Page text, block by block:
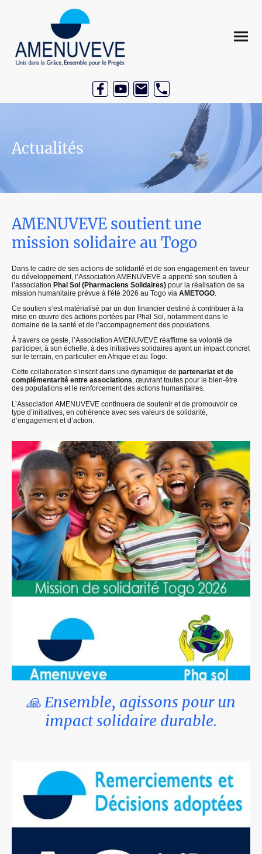
Actualités
AMENUVEVE soutient une
mission solidaire au Togo
Dans le cadre de ses actions de solidarité et de son engagement en faveur
du développement, l’Association AMENUVEVE a apporté son soutien à
l’association Phal Sol (Pharmaciens Solidaires) pour la réalisation de sa
mission humanitaire prévue à l'été 2026 au Togo via AMETOGO
Ce soutien s’est matérialisé par un don financier destiné à contribuer à la
mise en œuvre des actions portées par Phal Sol, notamment dans le
domaine de la santé et de l’accompagnement des populations.
À travers ce geste, l’Association AMENUVEVE réaffirme sa volonté de
participer, à son échelle, à des initiatives solidaires ayant un impact concret
sur le terrain, en particulier en Afrique et au Togo.
Cette collaboration s’inscrit dans une dynamique de partenariat et de
complémentarité entre associations, œuvrant toutes pour le bien-être
des populations et le renforcement des actions humanitaires.
L’Association AMENUVEVE continuera de soutenir et de promouvoir ce
type d’initiatives, en cohérence avec ses valeurs de solidarité,
d’engagement et d’action.
🙏 Ensemble, agissons pour un
impact solidaire durable.